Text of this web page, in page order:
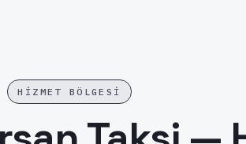
HIZMET BÖLGESI